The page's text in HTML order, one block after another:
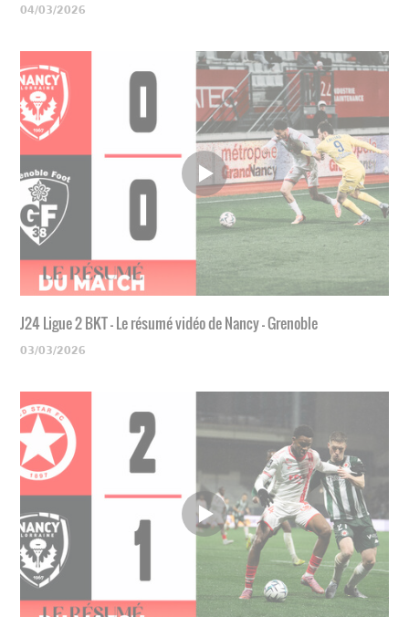
04/03/2026
J24 Ligue 2 BKT - Le résumé vidéo de Nancy - Grenoble
03/03/2026